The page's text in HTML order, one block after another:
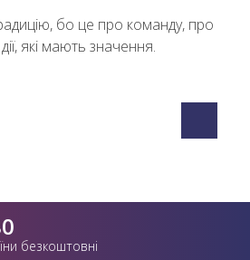
бо це про команду, про
які мають значення.
безкоштовні